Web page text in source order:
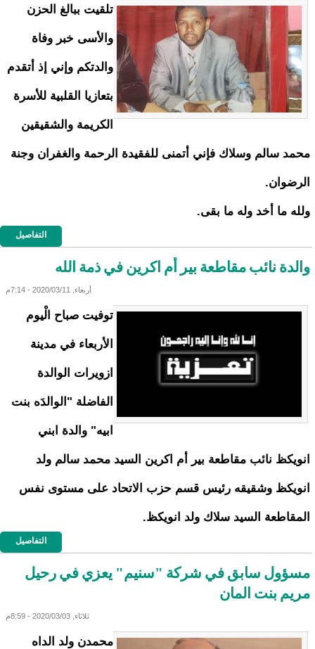
تلقيت ببالغ الحزن
والأسى خبر وفاة
والدتكم وإني إذ أتقدم
بتعازيا القلبية للأسرة
الكريمة والشقيقين
محمد سالم وسلاك فإني أتمنى للفقيدة الرحمة والغفران وجنة
الرضوان.
ولله ما أخد وله ما بقى.
التفاصيل
والدة نائب مقاطعة بير أم اكرين في ذمة الله
أربعاء, 2020/03/11 - 7:14م
توفيت صباح الْيوم
الأربعاء في مدينة
ازويرات الوالدة
الفاضلة "الوالدَه بنت
ابيه" والدة ابني
انويكظ نائب مقاطعة بير أم اكرين السيد محمد سالم ولد
انويكظ وشقيقه رئيس قسم حزب الاتحاد على مستوى نفس
المقاطعة السيد سلاك ولد انويكظ.
التفاصيل
مسؤول سابق في شركة "سنيم" يعزي في رحيل
مريم بنت المان
ثلاثاء, 2020/03/03 - 8:59م
محمدن ولد الداه